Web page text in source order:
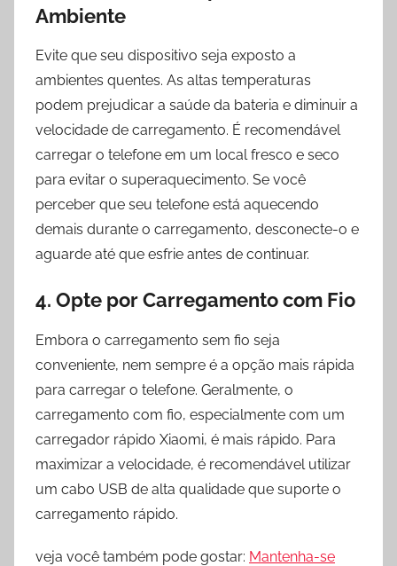
Ambiente
Evite que seu dispositivo seja exposto a
ambientes quentes. As altas temperaturas
podem prejudicar a saúde da bateria e diminuir a
velocidade de carregamento. É recomendável
carregar o telefone em um local fresco e seco
para evitar o superaquecimento. Se você
perceber que seu telefone está aquecendo
demais durante o carregamento, desconecte-o e
aguarde até que esfrie antes de continuar.
4. Opte por Carregamento com Fio
Embora o carregamento sem fio seja
conveniente, nem sempre é a opção mais rápida
para carregar o telefone. Geralmente, o
carregamento com fio, especialmente com um
carregador rápido Xiaomi, é mais rápido. Para
maximizar a velocidade, é recomendável utilizar
um cabo USB de alta qualidade que suporte o
carregamento rápido.
veja você também pode gostar: Mantenha-se